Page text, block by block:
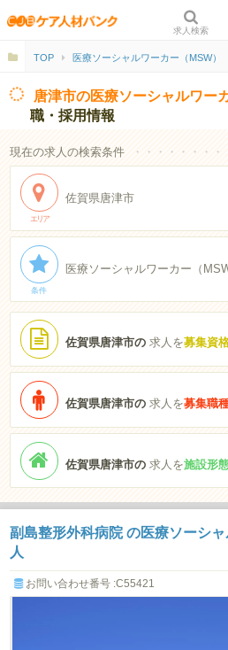
求人検索
TOP 医療ソーシャルワーカー（MSW）
唐津市の医療ソーシャルワー
職・採用情報
現在の求人の検索条件 ・・・・・・・
エリア
佐賀県唐津市
条件
医療ソーシャルワーカー（MSW
佐賀県唐津市の求人を募集資
佐賀県唐津市の求人を募集職
佐賀県唐津市の求人を施設形
副島整形外科病院 の医療ソーシ
人
お問い合わせ番号 :C55421